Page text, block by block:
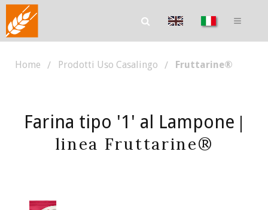
Home Prodotti Uso Casalingo Fruttarine®
Farina tipo '1' al Lampone |
linea Fruttarine®